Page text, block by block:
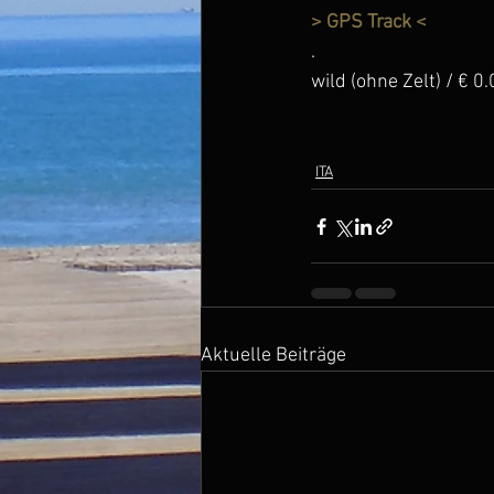
> GPS Track <
.
wild (ohne Zelt) / €
ITA
Aktuelle Beiträge